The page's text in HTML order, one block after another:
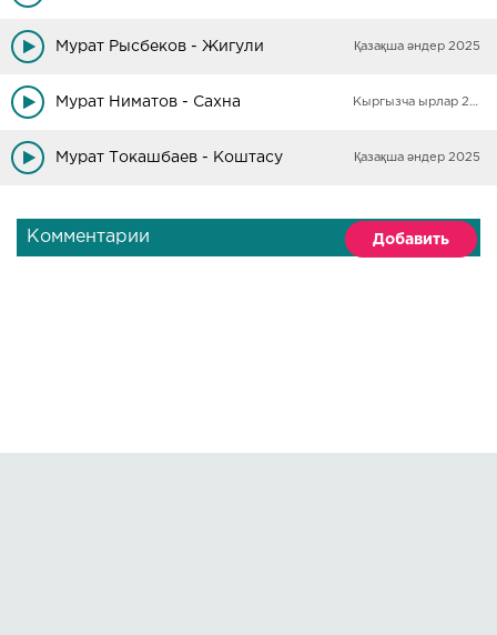
Мурат Рысбеков - Жигули Қазақша әндер 2025
Мурат Ниматов - Сахна Кыргызча ырлар 2025
Мурат Токашбаев - Коштасу Қазақша әндер 2025
Комментарии Добавить